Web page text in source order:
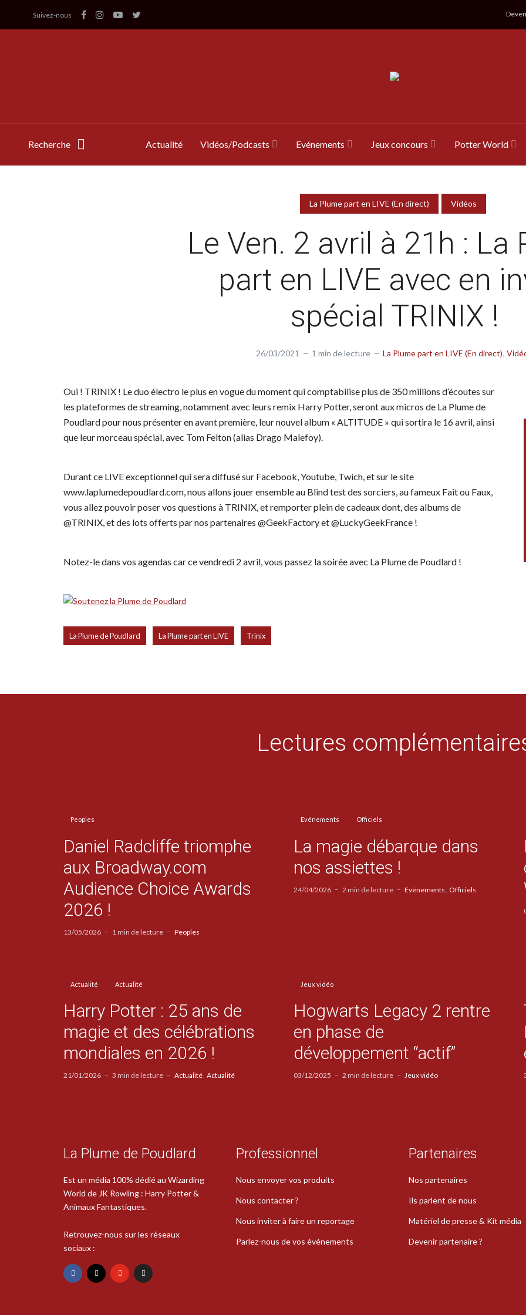
Suivez-nous
Recherche Actualité Vidéos/Podcasts Evénements Jeux concours Potter World
La Plume part en LIVE (En direct) Vidéos
Le Ven. 2 avril à 21h : La
part en LIVE avec en
spécial TRINIX !
26/03/2021 1 min de lecture La Plume part en LIVE (En direct)
Oui ! TRINIX ! Le duo électro le plus en vogue du moment qui comptabilise plus de 350 millions d’écoutes sur
les plateformes de streaming, notamment avec leurs remix Harry Potter, seront aux micros de La Plume de
Poudlard pour nous présenter en avant première, leur nouvel album « ALTITUDE » qui sortira le 16 avril, ainsi
que leur morceau spécial, avec Tom Felton (alias Drago Malefoy).
Durant ce LIVE exceptionnel qui sera diffusé sur Facebook, Youtube, Twich, et sur le site
www.laplumedepoudlard.com, nous allons jouer ensemble au Blind test des sorciers, au fameux Fait ou Faux,
vous allez pouvoir poser vos questions à TRINIX, et remporter plein de cadeaux dont, des albums de
@TRINIX, et des lots offerts par nos partenaires @GeekFactory et @LuckyGeekFrance !
Notez-le dans vos agendas car ce vendredi 2 avril, vous passez la soirée avec La Plume de Poudlard !
La Plume de Poudlard La Plume part en LIVE Trinix
Lectures
Peoples
Daniel Radcliffe triomphe
aux Broadway.com
Audience Choice Awards
2026 !
13/05/2026 1 min de lecture Peoples
Evénements Officiels
La magie débarque dans
nos assiettes !
24/04/2026 2 min de lecture Evénements Officiels
Actualité Actualité
Harry Potter : 25 ans de
magie et des célébrations
mondiales en 2026 !
21/01/2026 3 min de lecture Actualité Actualité
Jeux vidéo
Hogwarts Legacy 2 rentre
en phase de
développement “actif”
03/12/2025 2 min de lecture Jeux vidéo
La Plume de Poudlard
Est un média 100% dédié au Wizarding
World de JK Rowling : Harry Potter &
Animaux Fantastiques.
Retrouvez-nous sur les réseaux
sociaux :
Professionnel
Nous envoyer vos produits
Nous contacter ?
Nous inviter à faire un reportage
Parlez-nous de vos événements
Partenaires
Nos partenaires
Ils parlent de nous
Matériel de presse & Kit média
Devenir partenaire ?